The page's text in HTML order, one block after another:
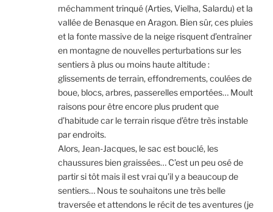
méchamment trinqué (Arties, Vielha, Salardu) et la
vallée de Benasque en Aragon. Bien sûr, ces pluies
et la fonte massive de la neige risquent d’entraîner
en montagne de nouvelles perturbations sur les
sentiers à plus ou moins haute altitude :
glissements de terrain, effondrements, coulées de
boue, blocs, arbres, passerelles emportées… Moult
raisons pour être encore plus prudent que
d’habitude car le terrain risque d’être très instable
par endroits.
Alors, Jean-Jacques, le sac est bouclé, les
chaussures bien graissées… C’est un peu osé de
partir si tôt mais il est vrai qu’il y a beaucoup de
sentiers… Nous te souhaitons une très belle
traversée et attendons le récit de tes aventures (je